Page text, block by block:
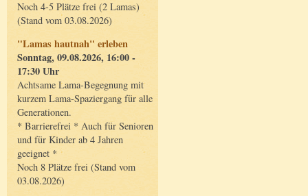
Noch 4-5 Plätze frei (2 Lamas)
(Stand vom 03.08.2026)
"Lamas hautnah" erleben
Sonntag, 09.08.2026, 16:00 -
17:30 Uhr
Achtsame Lama-Begegnung mit
kurzem Lama-Spaziergang für alle
Generationen.
* Barrierefrei * Auch für Senioren
und für Kinder ab 4 Jahren
geeignet *
Noch 8 Plätze frei (Stand vom
03.08.2026)